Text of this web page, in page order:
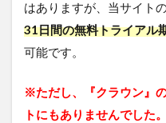
吹き
替え
声優
「ク
ラウ
はありますが、当サイト
31日間の無料トライアル
可能です。
※ただし、『クラウン』
トにもありませんでした。